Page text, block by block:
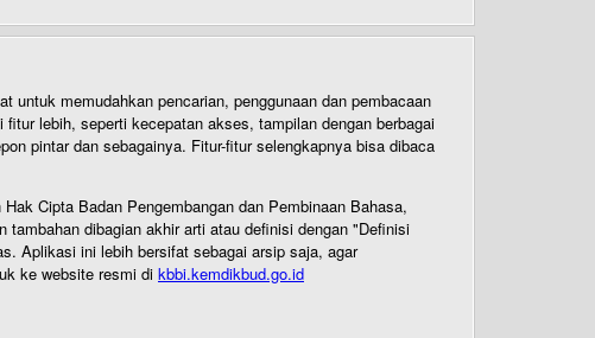
untuk memudahkan pencarian, penggunaan dan pembacaan
lebih, seperti kecepatan akses, tampilan dengan berbagai
pintar dan sebagainya. Fitur-fitur selengkapnya bisa dibaca
Cipta Badan Pengembangan dan Pembinaan Bahasa,
dibagian akhir arti atau definisi dengan "Definisi
Aplikasi ini lebih bersifat sebagai arsip saja, agar
ke website resmi di kbbi.kemdikbud.go.id